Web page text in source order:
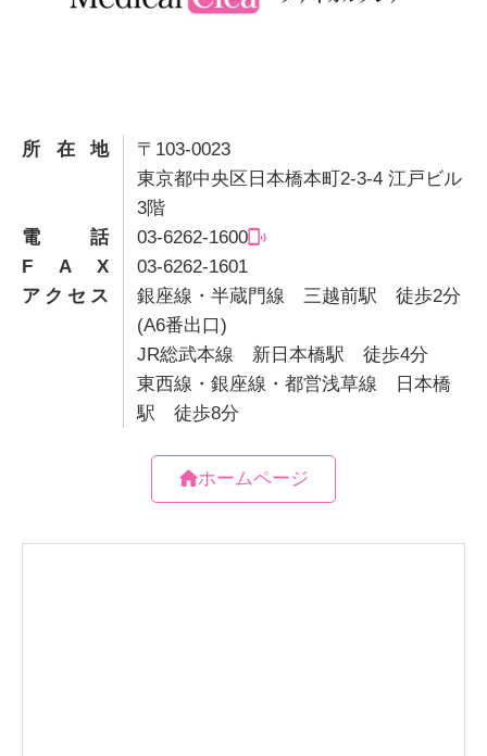
所在地
〒103-0023
東京都中央区日本橋本町2-3-4 江戸ビル
3階
電話
03-6262-1600
F A X
03-6262-1601
アクセス
銀座線・半蔵門線 三越前駅 徒歩2分
(A6番出口)
JR総武本線 新日本橋駅 徒歩4分
東西線・銀座線・都営浅草線 日本橋
駅 徒歩8分
ホームページ